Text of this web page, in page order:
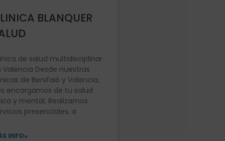
BLANQUER
de salud multidisciplinar
Valencia Desde nuestras
de Benifaió y Valencia,
encargamos de tu salud
y mental. Realizamos
presenciales, a
INFO»